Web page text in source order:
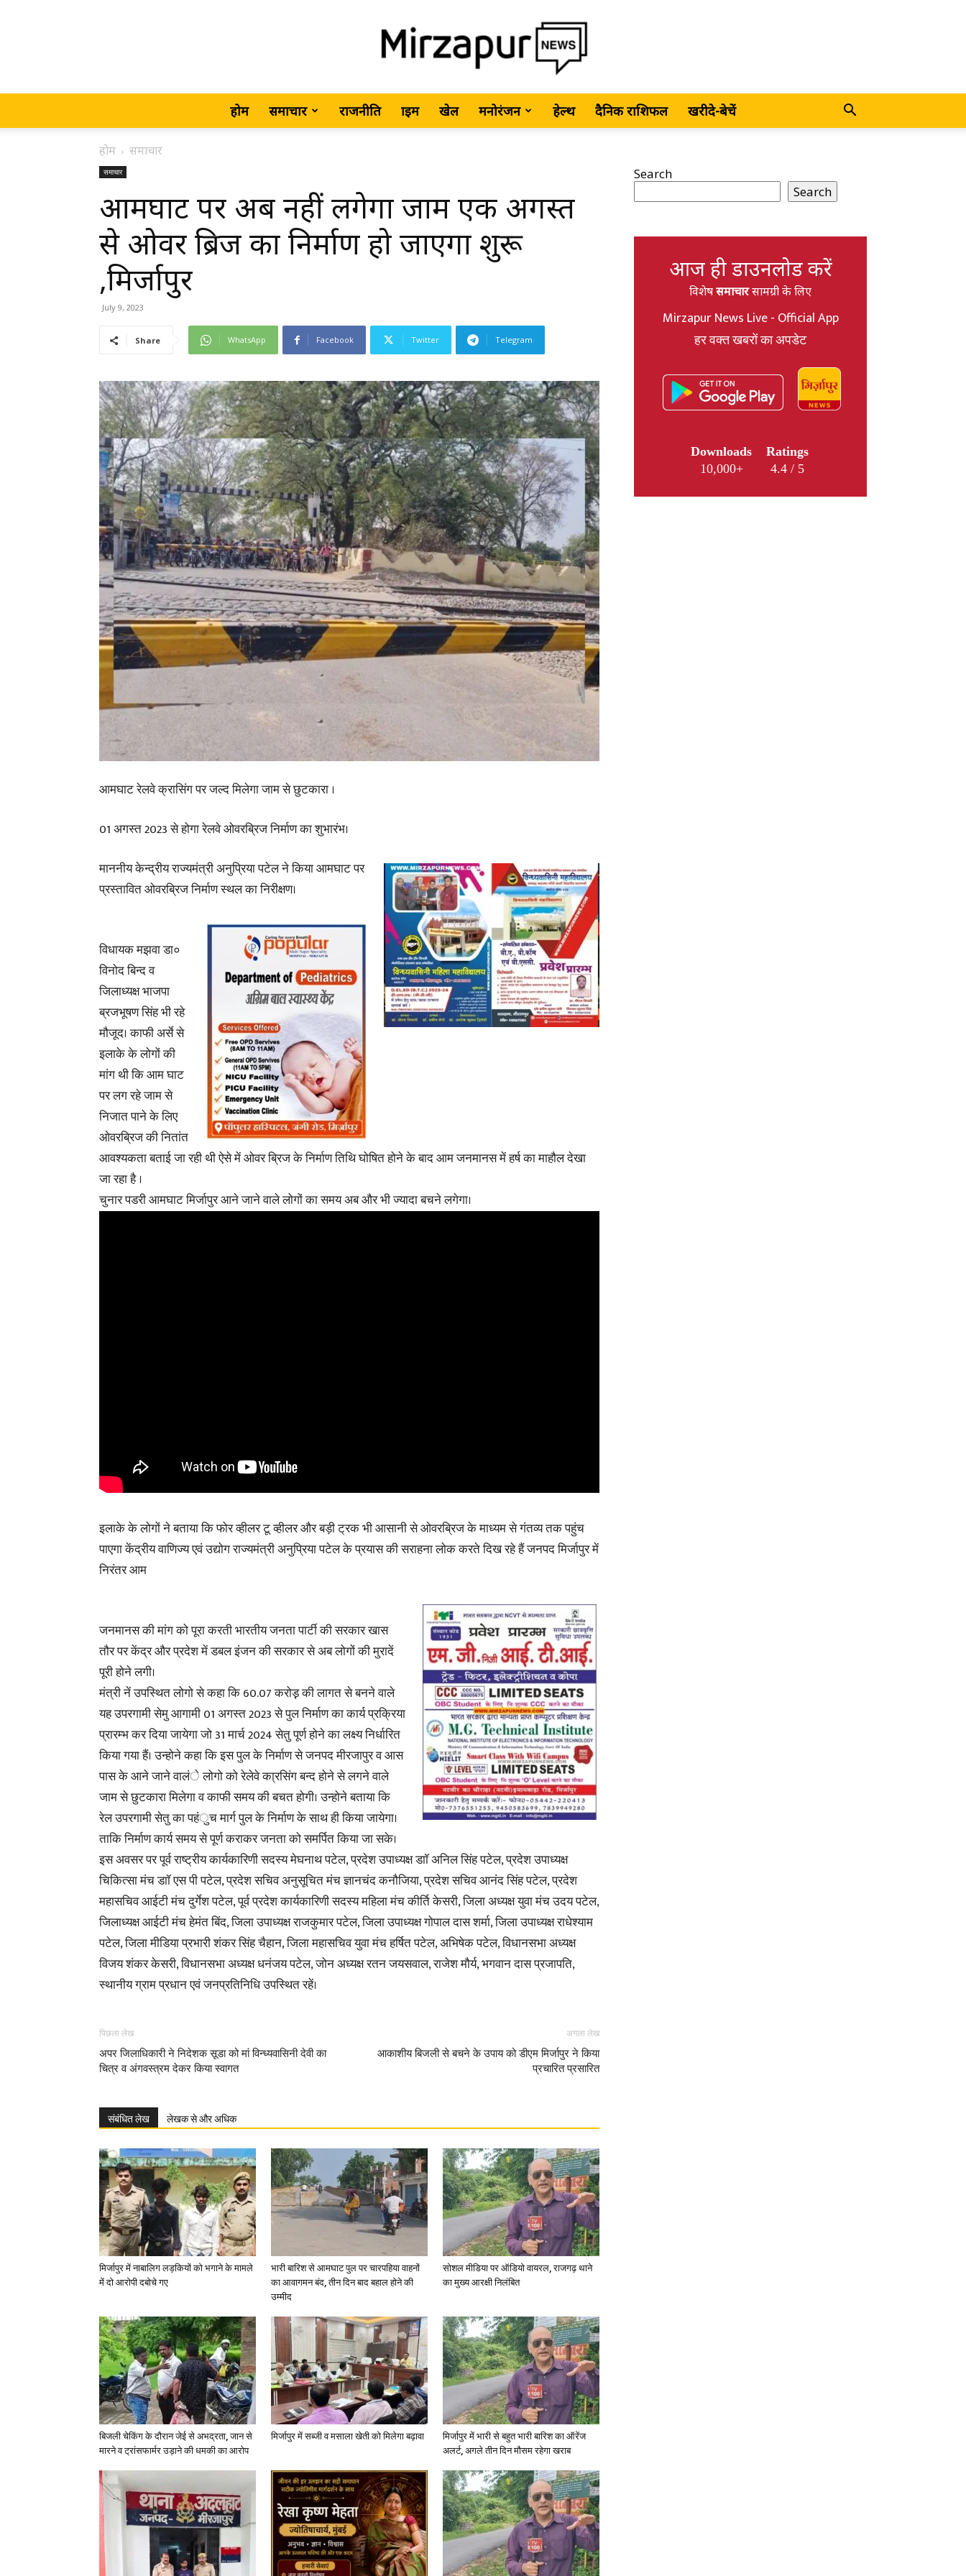
MirzapurNews.com
•
News,
Latest
News
Today
Hindi
Paper
होम समाचार राजनीति क्राइम खेल मनोरंजन हेल्थ दैनिक राशिफल खरीदे-बेचें
होम समाचार
समाचार
आमघाट पर अब नहीं लगेगा जाम एक अगस्त
से ओवर ब्रिज का निर्माण हो जाएगा शुरू
,मिर्जापुर
July 9, 2023
Share WhatsApp Facebook Twitter Telegram
आमघाट रेलवे क्रासिंग पर जल्द मिलेगा जाम से छुटकारा ।
01 अगस्त 2023 से होगा रेलवे ओवरब्रिज निर्माण का शुभारंभ।
माननीय केन्द्रीय राज्यमंत्री अनुप्रिया पटेल ने किया आमघाट पर
प्रस्तावित ओवरब्रिज निर्माण स्थल का निरीक्षण।
विधायक मझवा डा०
विनोद बिन्द व
जिलाध्यक्ष भाजपा
ब्रजभूषण सिंह भी रहे
मौजूद। काफी अर्से से
इलाके के लोगों की
मांग थी कि आम घाट
पर लग रहे जाम से
निजात पाने के लिए
ओवरब्रिज की नितांत
आवश्यकता बताई जा रही थी ऐसे में ओवर ब्रिज के निर्माण तिथि घोषित होने के बाद आम जनमानस में हर्ष का माहौल देखा
जा रहा है ।
चुनार पडरी आमघाट मिर्जापुर आने जाने वाले लोगों का समय अब और भी ज्यादा बचने लगेगा।
इलाके के लोगों ने बताया कि फोर व्हीलर टू व्हीलर और बड़ी ट्रक भी आसानी से ओवरब्रिज के माध्यम से गंतव्य तक पहुंच
पाएगा केंद्रीय वाणिज्य एवं उद्योग राज्यमंत्री अनुप्रिया पटेल के प्रयास की सराहना लोक करते दिख रहे हैं जनपद मिर्जापुर में
निरंतर आम
जनमानस की मांग को पूरा करती भारतीय जनता पार्टी की सरकार खास
तौर पर केंद्र और प्रदेश में डबल इंजन की सरकार से अब लोगों की मुरादें
पूरी होने लगी।
मंत्री नें उपस्थित लोगो से कहा कि 60.07 करोड़़ की लागत से बनने वाले
यह उपरगामी सेमु आगामी 01 अगस्त 2023 से पुल निर्माण का कार्य प्रक्रिया
प्रारम्भ कर दिया जायेगा जो 31 मार्च 2024 सेतु पूर्ण होने का लक्ष्य निर्धारित
किया गया हैं। उन्होने कहा कि इस पुल के निर्माण से जनपद मीरजापुर व आस
पास के आने जाने वालंे लोगो को रेलेवे का्रसिंग बन्द होने से लगने वाले
जाम से छुटकारा मिलेगा व काफी समय की बचत होगी। उन्होने बताया कि
रेल उपरगामी सेतु का पहंुच मार्ग पुल के निर्माण के साथ ही किया जायेगा।
ताकि निर्माण कार्य समय से पूर्ण कराकर जनता को समर्पित किया जा सके।
इस अवसर पर पूर्व राष्ट्रीय कार्यकारिणी सदस्य मेघनाथ पटेल, प्रदेश उपाध्यक्ष डाॉ अनिल सिंह पटेल, प्रदेश उपाध्यक्ष
चिकित्सा मंच डाॉ एस पी पटेल, प्रदेश सचिव अनुसूचित मंच ज्ञानचंद कनौजिया, प्रदेश सचिव आनंद सिंह पटेल, प्रदेश
महासचिव आईटी मंच दुर्गेश पटेल, पूर्व प्रदेश कार्यकारिणी सदस्य महिला मंच कीर्ति केसरी, जिला अध्यक्ष युवा मंच उदय पटेल,
जिलाध्यक्ष आईटी मंच हेमंत बिंद, जिला उपाध्यक्ष राजकुमार पटेल, जिला उपाध्यक्ष गोपाल दास शर्मा, जिला उपाध्यक्ष राधेश्याम
पटेल, जिला मीडिया प्रभारी शंकर सिंह चैहान, जिला महासचिव युवा मंच हर्षित पटेल, अभिषेक पटेल, विधानसभा अध्यक्ष
विजय शंकर केसरी, विधानसभा अध्यक्ष धनंजय पटेल, जोन अध्यक्ष रतन जयसवाल, राजेश मौर्य, भगवान दास प्रजापति,
स्थानीय ग्राम प्रधान एवं जनप्रतिनिधि उपस्थित रहें।
पिछला लेख
अपर जिलाधिकारी ने निदेशक सूडा को मां विन्ध्यवासिनी देवी का
चित्र व अंगवस्त्रम देकर किया स्वागत
अगला लेख
आकाशीय बिजली से बचने के उपाय को डीएम मिर्जापुर ने किया
प्रचारित प्रसारित
संबंधित लेख लेखक से और अधिक
मिर्जापुर में नाबालिग लड़कियों को भगाने के मामले
में दो आरोपी दबोचे गए
भारी बारिश से आमघाट पुल पर चारपहिया वाहनों
का आवागमन बंद, तीन दिन बाद बहाल होने की
उम्मीद
सोशल मीडिया पर ऑडियो वायरल, राजगढ़ थाने
का मुख्य आरक्षी निलंबित
बिजली चेकिंग के दौरान जेई से अभद्रता, जान से
मारने व ट्रांसफार्मर उड़ाने की धमकी का आरोप
मिर्जापुर में सब्जी व मसाला खेती को मिलेगा बढ़ावा
मिर्जापुर में भारी से बहुत भारी बारिश का ऑरेंज
अलर्ट, अगले तीन दिन मौसम रहेगा खराब
Search
Search
आज ही डाउनलोड करें
विशेषसमाचारसामग्री के लिए
Mirzapur News Live - Official App
हर वक्त खबरों का अपडेट
Downloads
10,000+
Ratings
4.4 / 5